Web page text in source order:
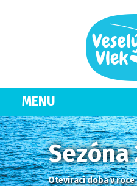
Sezóna
Otevírací doba v roce